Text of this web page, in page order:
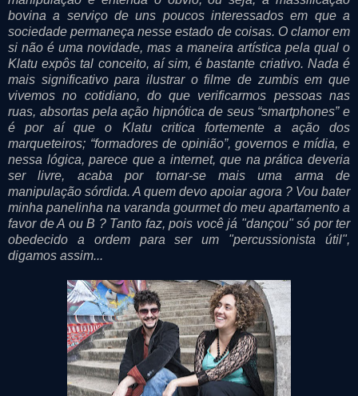
bovina a serviço de uns poucos interessados em que a
sociedade permaneça nesse estado de coisas. O clamor em
si não é uma novidade, mas a maneira artística pela qual o
Klatu expôs tal conceito, aí sim, é bastante criativo. Nada é
mais significativo para ilustrar o filme de zumbis em que
vivemos no cotidiano, do que verificarmos pessoas nas
ruas, absortas pela ação hipnótica de seus “smartphones” e
é por aí que o Klatu critica fortemente a ação dos
marqueteiros; “formadores de opinião”, governos e mídia, e
nessa lógica, parece que a internet, que na prática deveria
ser livre, acaba por tornar-se mais uma arma de
manipulação sórdida. A quem devo apoiar agora ? Vou bater
minha panelinha na varanda gourmet do meu apartamento a
favor de A ou B ? Tanto faz, pois você já "dançou" só por ter
obedecido a ordem para ser um "percussionista útil",
digamos assim...